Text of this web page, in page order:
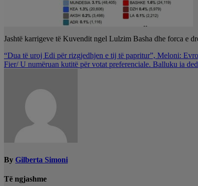
Jashtë karrigeve të Kuvendit ngel Lulzim Basha dhe forca e
Lëvizje
te
“Dua të uroj Edi për rizgjedhjen e tij të papritur”, Meloni:
Fier/ U numëruan kutitë për votat preferenciale. Balluku ia
By Gilberta Simoni
Të ngjashme